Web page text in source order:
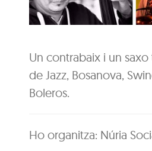
Un contrabaix i un
de Jazz, Bosanova,
Boleros.
Ho organitza: Núria